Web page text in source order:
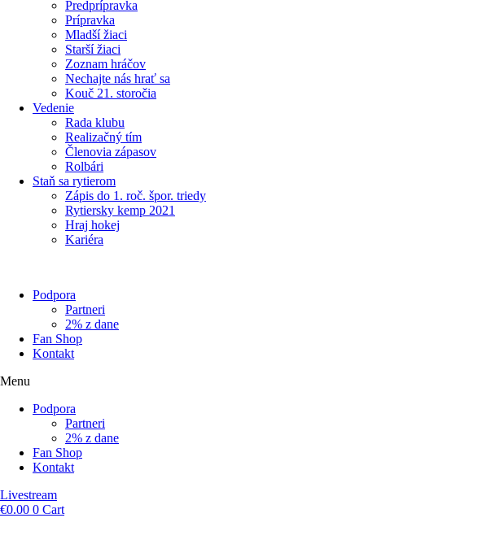
Predprípravka
Prípravka
Mladší žiaci
Starší žiaci
Zoznam hráčov
Nechajte nás hrať sa
Kouč 21. storočia
Vedenie
Rada klubu
Realizačný tím
Členovia zápasov
Rolbári
Staň sa rytierom
Zápis do 1. roč. špor. triedy
Rytiersky kemp 2021
Hraj hokej
Kariéra
Podpora
Partneri
2% z dane
Fan Shop
Kontakt
Menu
Podpora
Partneri
2% z dane
Fan Shop
Kontakt
Livestream
€0.00 0 Cart